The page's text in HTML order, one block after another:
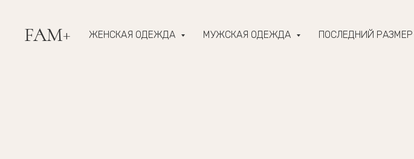
FAM+ ЖЕНСКАЯ ОДЕЖДА МУЖСКАЯ ОДЕЖДА ПОСЛЕДНИЙ РАЗМЕР